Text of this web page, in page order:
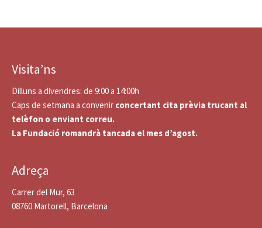
Visita’ns
Dilluns a divendres: de 9:00 a 14:00h
Caps de setmana a convenir concertant cita prèvia trucant al
telèfon o enviant correu.
La Fundació romandrà tancada el mes d’agost.
Adreça
Carrer del Mur, 63
08760 Martorell, Barcelona